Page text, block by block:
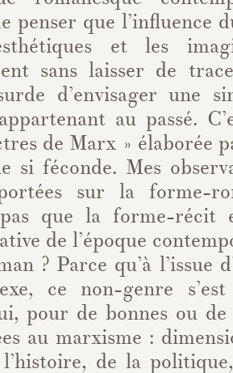
penser que l’influence
et les
sans laisser de
d’envisager une
au passé.
de Marx » élaborée
si féconde. Mes
sur la forme-
pas que la forme-récit
de l’époque
? Parce qu’à l’issue
ce non-genre
pour de bonnes ou de
au marxisme :
de la